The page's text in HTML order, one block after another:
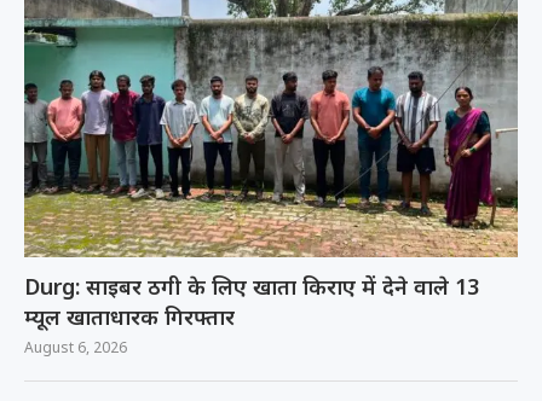
Durg: साइबर ठगी के लिए खाता किराए में देने वाले 13
म्यूल खाताधारक गिरफ्तार
August 6, 2026